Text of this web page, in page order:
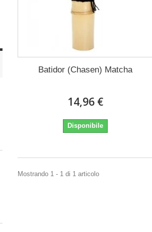
Batidor (Chasen) Matcha
14,96 €
Disponibile
Mostrando 1 - 1 di 1 articolo